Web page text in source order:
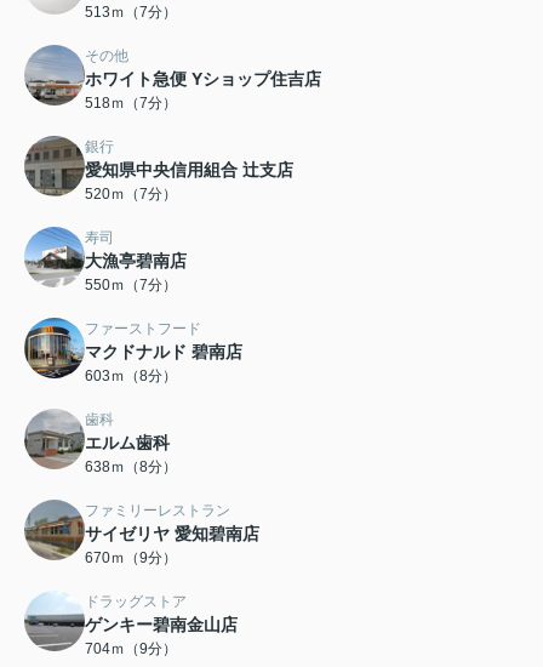
513ｍ（7分）
その他
ホワイト急便 Yショップ住吉店
518ｍ（7分）
銀行
愛知県中央信用組合 辻支店
520ｍ（7分）
寿司
大漁亭碧南店
550ｍ（7分）
ファーストフード
マクドナルド 碧南店
603ｍ（8分）
歯科
エルム歯科
638ｍ（8分）
ファミリーレストラン
サイゼリヤ 愛知碧南店
670ｍ（9分）
ドラッグストア
ゲンキー碧南金山店
704ｍ（9分）